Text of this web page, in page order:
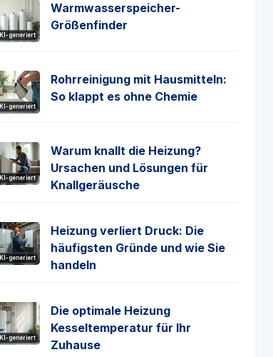
KI-generiert
Warmwasserspeicher-
Größenfinder
KI-generiert
Rohrreinigung mit Hausmitteln:
So klappt es ohne Chemie
KI-generiert
Warum knallt die Heizung?
Ursachen und Lösungen für
Knallgeräusche
KI-generiert
Heizung verliert Druck: Die
häufigsten Gründe und wie Sie
handeln
KI-generiert
Die optimale Heizung
Kesseltemperatur für Ihr
Zuhause